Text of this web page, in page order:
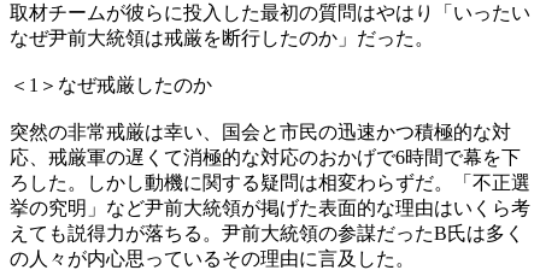
取材チームが彼らに投入した最初の質問はやはり「いったい
なぜ尹前大統領は戒厳を断行したのか」だった。
＜1＞なぜ戒厳したのか
突然の非常戒厳は幸い、国会と市民の迅速かつ積極的な対
応、戒厳軍の遅くて消極的な対応のおかげで6時間で幕を下
ろした。しかし動機に関する疑問は相変わらずだ。「不正選
挙の究明」など尹前大統領が掲げた表面的な理由はいくら考
えても説得力が落ちる。尹前大統領の参謀だったB氏は多く
の人々が内心思っているその理由に言及した。